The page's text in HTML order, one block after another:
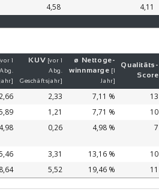
4,58 4,11
1
Abg.
KUV [vor 1
Abg.
Geschäftsjahr]
ø Netto­ge­
winn­mar­ge
Jahr]
Qualitäts-
Score
2,33 7,11 % 13
1,21 7,71 % 10
4,98 0,26 4,98 % 7
3,31 13,16 % 10
5,52 19,46 % 11